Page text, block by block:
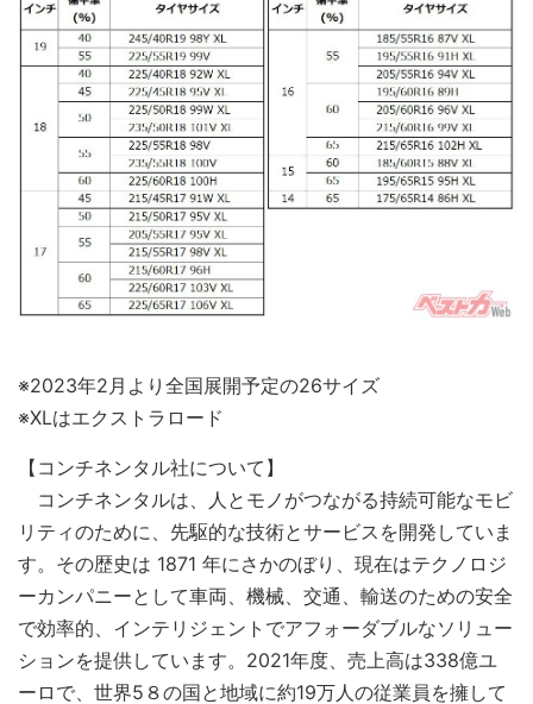
※2023年2月より全国展開予定の26サイズ
※XLはエクストラロード
【コンチネンタル社について】
コンチネンタルは、人とモノがつながる持続可能なモビ
リティのために、先駆的な技術とサービスを開発していま
す。その歴史は 1871 年にさかのぼり、現在はテクノロジ
ーカンパニーとして車両、機械、交通、輸送のための安全
で効率的、インテリジェントでアフォーダブルなソリュー
ションを提供しています。2021年度、売上高は338億ユ
ーロで、世界5８の国と地域に約19万人の従業員を擁して